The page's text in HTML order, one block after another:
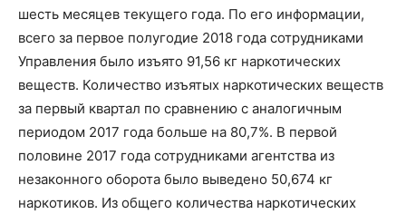
шесть месяцев текущего года. По его информации,
всего за первое полугодие 2018 года сотрудниками
Управления было изъято 91,56 кг наркотических
веществ. Количество изъятых наркотических веществ
за первый квартал по сравнению с аналогичным
периодом 2017 года больше на 80,7%. В первой
половине 2017 года сотрудниками агентства из
незаконного оборота было выведено 50,674 кг
наркотиков. Из общего количества наркотических